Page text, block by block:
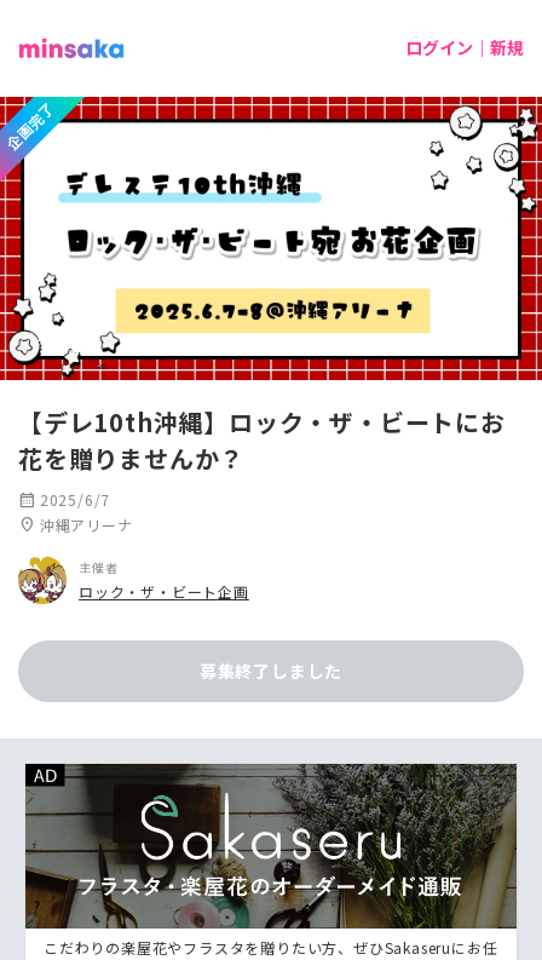
ログイン｜新規
企画完了
【デレ10th沖縄】ロック・ザ・ビートにお
花を贈りませんか？
calendar_month 2025/6/7
location_on 沖縄アリーナ
主催者
ロック・ザ・ビート企画
募集終了しました
こだわりの楽屋花やフラスタを贈りたい方、ぜひSakaseruにお任